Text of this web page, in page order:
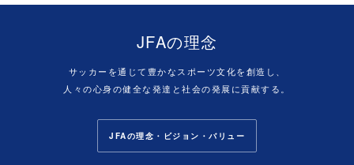
JFAの理念
サッカーを通じて豊かなスポーツ文化を創造し、
人々の心身の健全な発達と社会の発展に貢献する。
JFAの理念・ビジョン・バリュー